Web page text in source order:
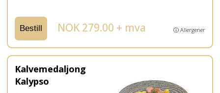
Bestill NOK 279.00 + mva ⓘ Allergener
Kalvemedaljong
Kalypso